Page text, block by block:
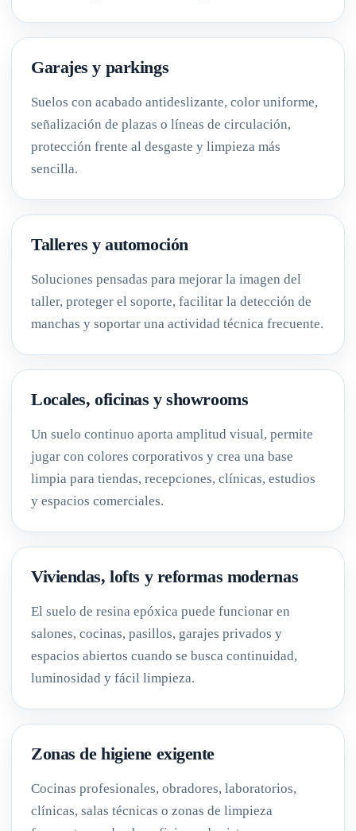
Garajes y parkings
Suelos con acabado antideslizante, color uniforme,
señalización de plazas o líneas de circulación,
protección frente al desgaste y limpieza más
sencilla.
Talleres y automoción
Soluciones pensadas para mejorar la imagen del
taller, proteger el soporte, facilitar la detección de
manchas y soportar una actividad técnica frecuente.
Locales, oficinas y showrooms
Un suelo continuo aporta amplitud visual, permite
jugar con colores corporativos y crea una base
limpia para tiendas, recepciones, clínicas, estudios
y espacios comerciales.
Viviendas, lofts y reformas modernas
El suelo de resina epóxica puede funcionar en
salones, cocinas, pasillos, garajes privados y
espacios abiertos cuando se busca continuidad,
luminosidad y fácil limpieza.
Zonas de higiene exigente
Cocinas profesionales, obradores, laboratorios,
clínicas, salas técnicas o zonas de limpieza